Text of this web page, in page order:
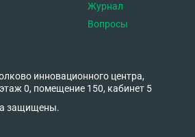
Журнал
Вопросы
инновационного центра,
0, помещение 150, кабинет 5
защищены.